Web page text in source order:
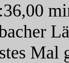
Mal